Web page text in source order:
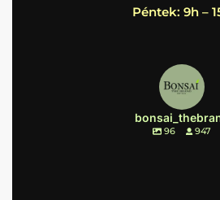
Péntek: 9h –
96 947